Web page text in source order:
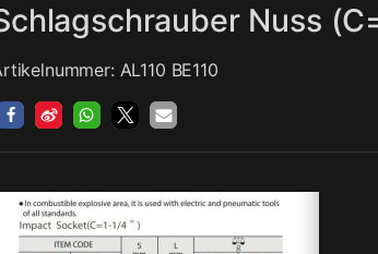
Nuss
AL110 BE110